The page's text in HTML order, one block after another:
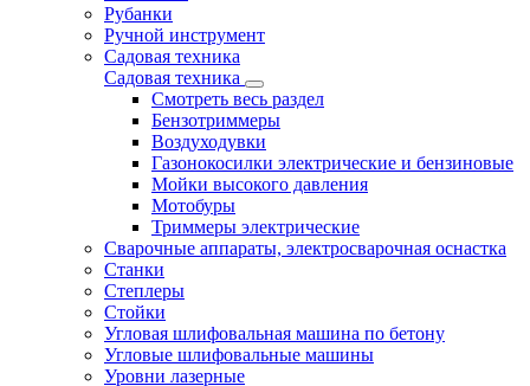
Рубанки
Ручной инструмент
Садовая техника
Садовая техника
Смотреть весь раздел
Бензотриммеры
Воздуходувки
Газонокосилки электрические и бензиновые
Мойки высокого давления
Мотобуры
Триммеры электрические
Сварочные аппараты, электросварочная оснастка
Станки
Степлеры
Стойки
Угловая шлифовальная машина по бетону
Угловые шлифовальные машины
Уровни лазерные